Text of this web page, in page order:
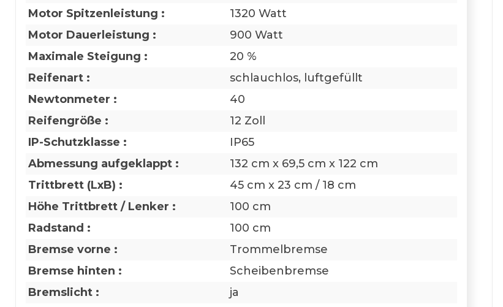
Motor Spitzenleistung :
1320 Watt
Motor Dauerleistung :
900 Watt
Maximale Steigung :
20 %
Reifenart :
schlauchlos, luftgefüllt
Newtonmeter :
40
Reifengröße :
12 Zoll
IP-Schutzklasse :
IP65
Abmessung aufgeklappt :
132 cm x 69,5 cm x 122 cm
Trittbrett (LxB) :
45 cm x 23 cm / 18 cm
Höhe Trittbrett / Lenker :
100 cm
Radstand :
100 cm
Bremse vorne :
Trommelbremse
Bremse hinten :
Scheibenbremse
Bremslicht :
ja